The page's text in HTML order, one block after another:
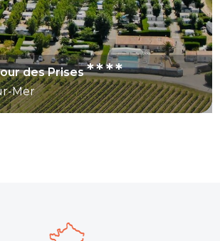
des Prises****
Mer